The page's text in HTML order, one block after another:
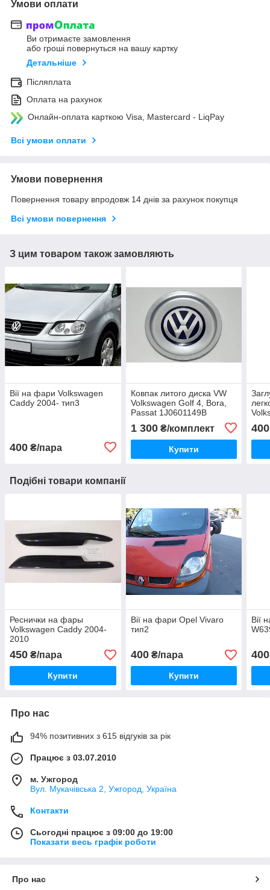
Умови оплати
Ви отримаєте замовлення
або гроші повернуться на вашу картку
Детальніше
Післяплата
Оплата на рахунок
Онлайн-оплата карткою Visa, Mastercard - LiqPay
Всі умови оплати
Умови повернення
Повернення товару впродовж 14 днів за рахунок покупця
Всі умови повернення
З цим товаром також замовляють
Вії на фари Volkswagen
Caddy 2004- тип3
400 ₴/пара
Ковпак литого диска VW
Volkswagen Golf 4, Bora,
Passat 1J0601149B
1 300₴/комплект
Купити
400
Подібні товари компанії
Реснички на фары
Volkswagen Caddy 2004-
2010
450 ₴/пара
Купити
Вії на фари Opel Vivaro
тип2
400₴/пара
Купити
Вії
400
Про нас
94% позитивних з 615 відгуків за рік
Працює з 03.07.2010
м. Ужгород
Вул. Мукачівська 2, Ужгород, Україна
Контакти
Сьогодні працює з 09:00 до 19:00
Показати весь графік роботи
Про нас